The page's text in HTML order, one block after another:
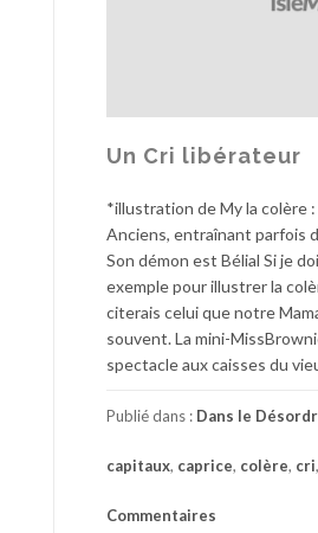
Un Cri libérateur
*illustration de My la colère
Anciens, entraînant parfois
Son démon est Bélial Si je
exemple pour illustrer la
citerais celui que notre
souvent. La mini-
spectacle aux caisses du
Publié dans : Dans le
capitaux, caprice, colère, cri,
Commentaires